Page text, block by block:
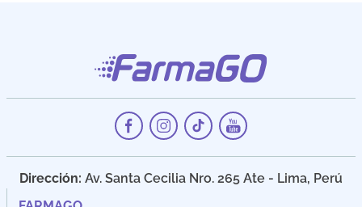
Dirección: Av. Santa Cecilia Nro. 265 Ate - Lima, Perú